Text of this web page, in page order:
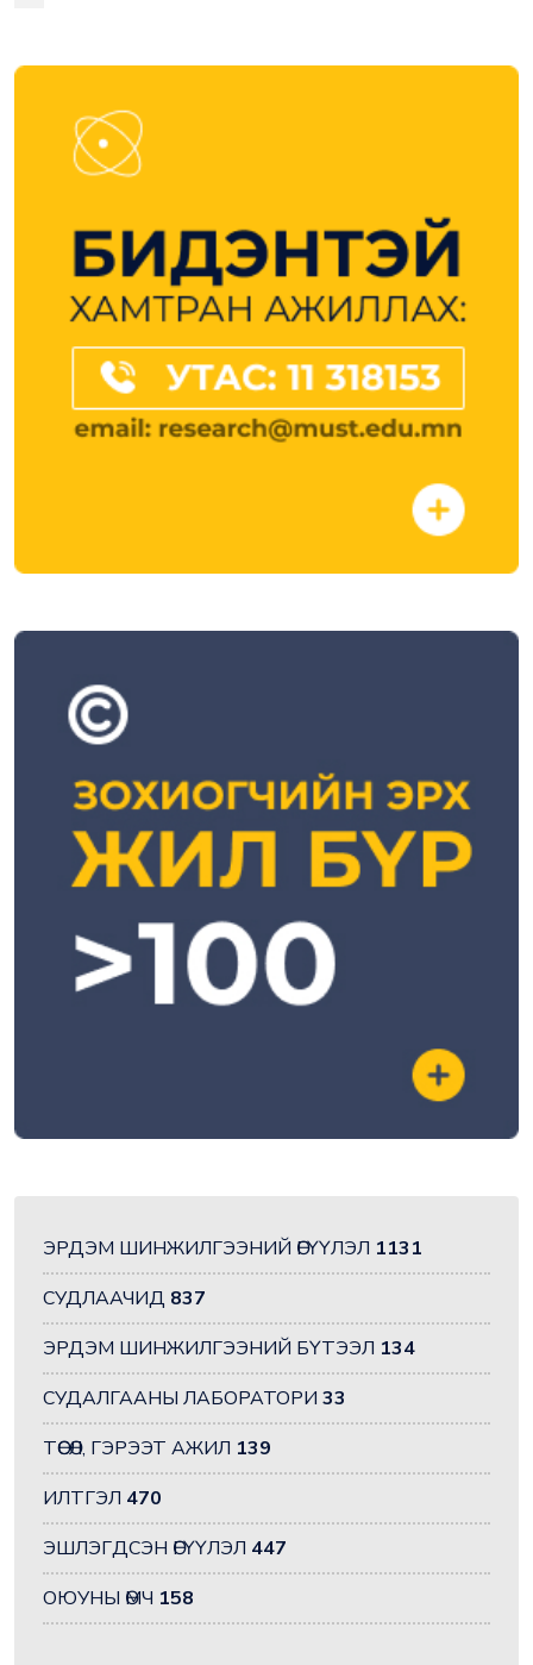
ЭРДЭМ ШИНЖИЛГЭЭНИЙ ӨГҮҮЛЭЛ 1131
СУДЛААЧИД 837
ЭРДЭМ ШИНЖИЛГЭЭНИЙ БҮТЭЭЛ 134
СУДАЛГААНЫ ЛАБОРАТОРИ 33
ТӨСӨЛ, ГЭРЭЭТ АЖИЛ 139
ИЛТГЭЛ 470
ЭШЛЭГДСЭН ӨГҮҮЛЭЛ 447
ОЮУНЫ ӨМЧ 158